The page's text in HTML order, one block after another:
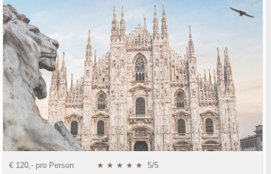
€ 120,- pro Person ★ ★ ★ ★ ★ 5/5